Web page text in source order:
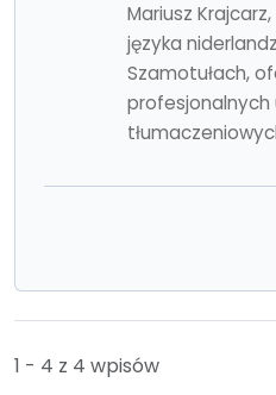
Mariusz
języka
Szamotułach,
profesjonalnych
1 - 4 z 4 wpisów